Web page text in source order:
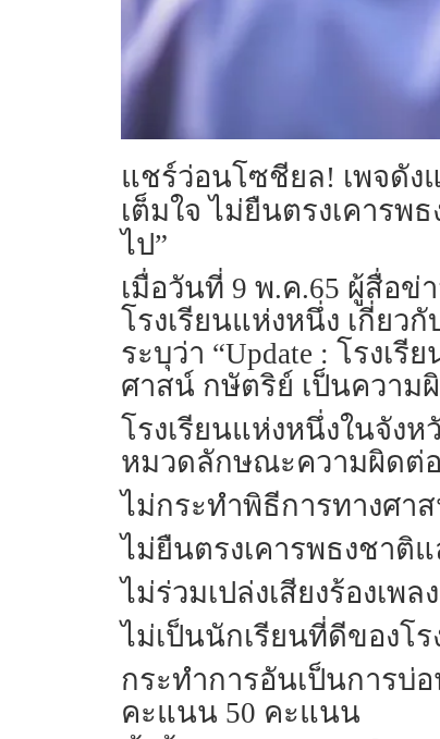
แชร์ว่อนโซชียล! เพจดัง
เต็มใจ ไม่ยืนตรงเคารพ
ไป”
เมื่อวันที่ 9 พ.ค.65 ผู้สื่อ
โรงเรียนแห่งหนึ่ง เกี่ยว
ระบุว่า “Update : โรงเ
ศาสน์ กษัตริย์ เป็นความ
โรงเรียนแห่งหนึ่งในจัง
หมวดลักษณะความผิดต่
ไม่กระทำพิธีการทางศา
ไม่ยืนตรงเคารพธงชาติ
ไม่ร่วมเปล่งเสียงร้องเพ
ไม่เป็นนักเรียนที่ดีของโ
กระทำการอันเป็นการบ่
คะแนน 50 คะแนน